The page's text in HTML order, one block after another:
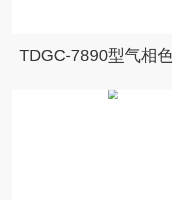
TDGC-7890型气相